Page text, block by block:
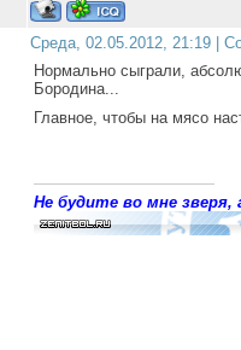
Среда, 02.05.2012, 21:19 |
Нормально сыграли,
Бородина...
Главное, чтобы на мясо
Не будите во мне зверя,